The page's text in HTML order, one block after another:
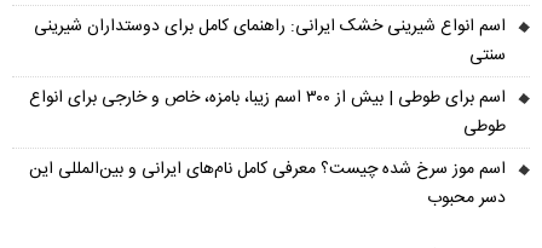
اسم انواع شیرینی خشک ایرانی: راهنمای کامل برای دوستداران شیرینی
سنتی
اسم برای طوطی | بیش از ۳۰۰ اسم زیبا، بامزه، خاص و خارجی برای انواع
طوطی
اسم موز سرخ شده چیست؟ معرفی کامل نام‌های ایرانی و بین‌المللی این
دسر محبوب